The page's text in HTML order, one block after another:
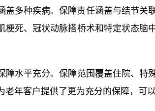
盖多种疾病。保障责任涵盖与结节关
梗死、冠状动脉搭桥术和特定状态脑
障水平充分。保障范围覆盖住院、特
老年客户提供了更为充分的保障，可